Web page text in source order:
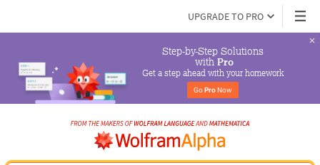
UPGRADE TO PRO
Step-by-Step Solutions
with Pro
Get a step ahead with your homework
Go Pro Now